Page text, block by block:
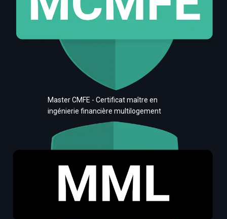
Master CMFE - Certificat maître en
ingénierie financière multilogement